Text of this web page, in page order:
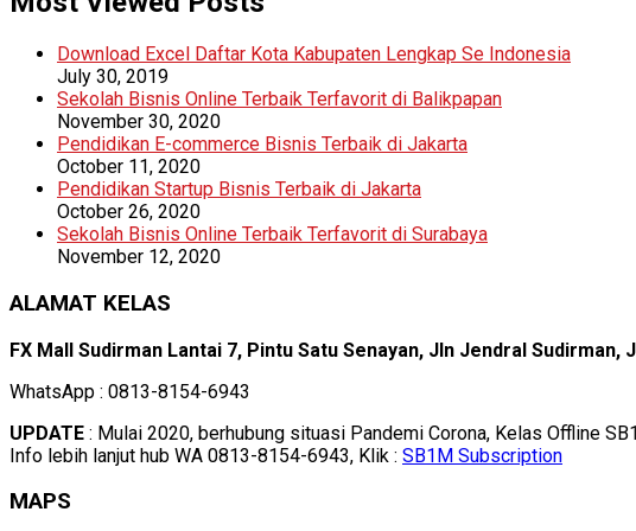
Download Excel Daftar Kota Kabupaten Lengkap Se Indonesia
July 30, 2019
Sekolah Bisnis Online Terbaik Terfavorit di Balikpapan
November 30, 2020
Pendidikan E-commerce Bisnis Terbaik di Jakarta
October 11, 2020
Pendidikan Startup Bisnis Terbaik di Jakarta
October 26, 2020
Sekolah Bisnis Online Terbaik Terfavorit di Surabaya
November 12, 2020
ALAMAT KELAS
FX Mall Sudirman Lantai 7, Pintu Satu Senayan, Jln Jendral Sudirman,
WhatsApp : 0813-8154-6943
UPDATE : Mulai 2020, berhubung situasi Pandemi Corona, Kelas Offline
Info lebih lanjut hub WA 0813-8154-6943, Klik : SB1M Subscription
MAPS